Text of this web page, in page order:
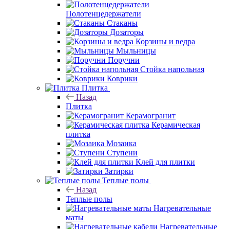
Полотенцедержатели
Стаканы
Дозаторы
Корзины и ведра
Мыльницы
Поручни
Стойка напольная
Коврики
Плитка
Назад
Плитка
Керамогранит
Керамическая
плитка
Мозаика
Ступени
Клей для плитки
Затирки
Теплые полы
Назад
Теплые полы
Нагревательные
маты
Нагревательные